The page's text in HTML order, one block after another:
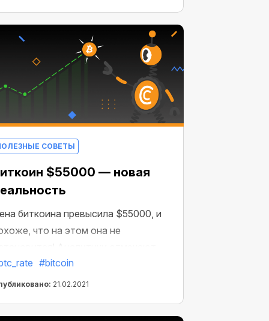
все в одном месте!
СОВЕТЫ
$55000 — новая
биткоина превысила $55000, и
что на этом она не
Аналитики отмечают
рост притока
и прогнозируют, что к
удвоиться до $100000. И мы
#bitcoin
21.02.2021